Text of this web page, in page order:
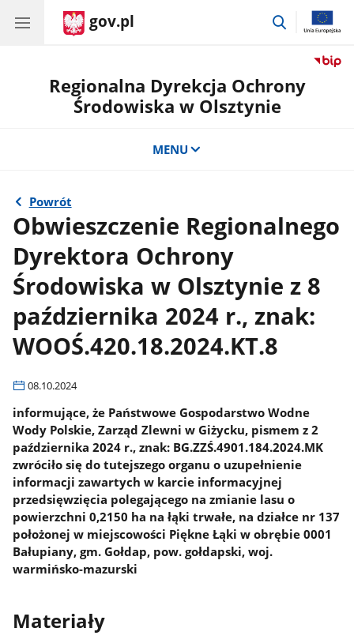
gov.pl
przejdź
Regionalna Dyrekcja Ochrony
Środowiska w Olsztynie
MENU
Powrót
Obwieszczenie Regionalnego
Dyrektora Ochrony
Środowiska w Olsztynie z 8
października 2024 r., znak:
WOOŚ.420.18.2024.KT.8
08.10.2024
informujące, że Państwowe Gospodarstwo Wodne
Wody Polskie, Zarząd Zlewni w Giżycku, pismem z 2
października 2024 r., znak: BG.ZZŚ.4901.184.2024.MK
zwróciło się do tutejszego organu o uzupełnienie
informacji zawartych w karcie informacyjnej
przedsięwzięcia polegającego na zmianie lasu o
powierzchni 0,2150 ha na łąki trwałe, na działce nr 137
położonej w miejscowości Piękne Łąki w obrębie 0001
Bałupiany, gm. Gołdap, pow. gołdapski, woj.
warmińsko-mazurski
Materiały